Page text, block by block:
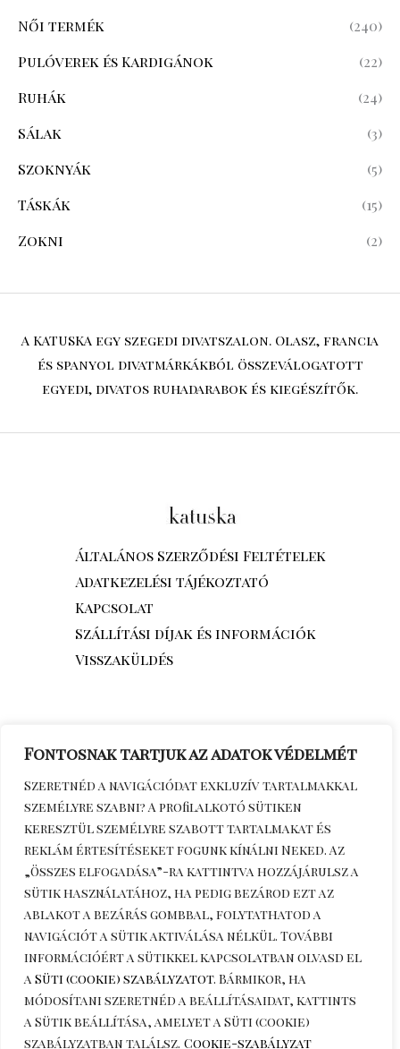
Fontosnak tartjuk az adatok védelmét
Szeretnéd a navigációdat exkluzív tartalmakkal
személyre szabni? A profilalkotó sütiken
keresztül személyre szabott tartalmakat és
reklám értesítéseket fogunk kínálni Neked. Az
„Összes elfogadása”-ra kattintva hozzájárulsz a
sütik használatához, ha pedig bezárod ezt az
ablakot a bezárás gombbal, folytathatod a
navigációt a sütik aktiválása nélkül. További
információért a sütikkel kapcsolatban olvasd el
a Süti (cookie) szabályzatot. Bármikor, ha
módosítani szeretnéd a beállításaidat, kattints
a Sütik beállítása, amelyet a Süti (cookie)
szabályzatban találsz. Cookie-szabályzat
Női termék
(240)
Pulóverek és Kardigánok
(22)
Ruhák
(24)
Sálak
(3)
Szoknyák
(5)
Táskák
(15)
Zokni
(2)
A KATUSKA egy szegedi divatszalon. Olasz, francia
és spanyol divatmárkákból összeválogatott
egyedi, divatos ruhadarabok és kiegészítők.
Általános Szerződési Feltételek
Adatkezelési tájékoztató
Kapcsolat
Szállítási díjak és információk
Visszaküldés
Érdeklődöm telefonon+36306270964